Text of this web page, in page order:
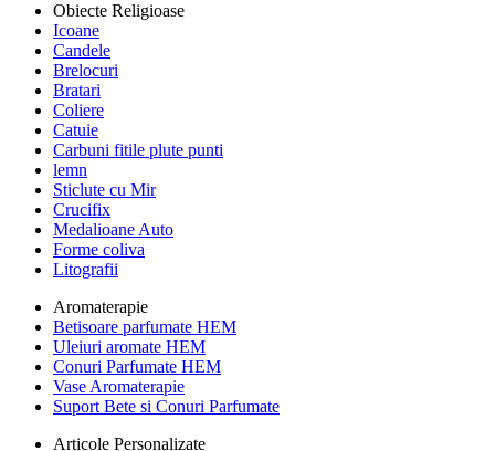
Obiecte Religioase
Icoane
Candele
Brelocuri
Bratari
Coliere
Catuie
Carbuni fitile plute punti
lemn
Sticlute cu Mir
Crucifix
Medalioane Auto
Forme coliva
Litografii
Aromaterapie
Betisoare parfumate HEM
Uleiuri aromate HEM
Conuri Parfumate HEM
Vase Aromaterapie
Suport Bete si Conuri Parfumate
Articole Personalizate